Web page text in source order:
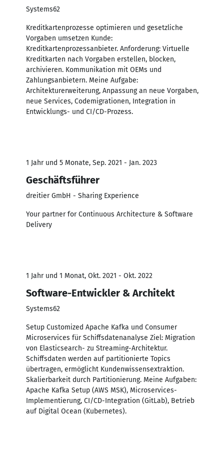
Systems62
Kreditkartenprozesse optimieren und gesetzliche
Vorgaben umsetzen Kunde:
Kreditkartenprozessanbieter. Anforderung: Virtuelle
Kreditkarten nach Vorgaben erstellen, blocken,
archivieren. Kommunikation mit OEMs und
Zahlungsanbietern. Meine Aufgabe:
Architekturerweiterung, Anpassung an neue Vorgaben,
neue Services, Codemigrationen, Integration in
Entwicklungs- und CI/CD-Prozess.
1 Jahr und 5 Monate, Sep. 2021 - Jan. 2023
Geschäftsführer
dreitier GmbH - Sharing Experience
Your partner for Continuous Architecture & Software
Delivery
1 Jahr und 1 Monat, Okt. 2021 - Okt. 2022
Software-Entwickler & Architekt
Systems62
Setup Customized Apache Kafka und Consumer
Microservices für Schiffsdatenanalyse Ziel: Migration
von Elasticsearch- zu Streaming-Architektur.
Schiffsdaten werden auf partitionierte Topics
übertragen, ermöglicht Kundenwissensextraktion.
Skalierbarkeit durch Partitionierung. Meine Aufgaben:
Apache Kafka Setup (AWS MSK), Microservices-
Implementierung, CI/CD-Integration (GitLab), Betrieb
auf Digital Ocean (Kubernetes).